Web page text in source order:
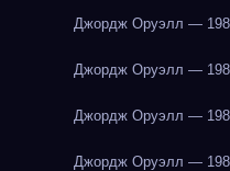
Джордж Оруэлл —
Джордж Оруэлл —
Джордж Оруэлл —
Джордж Оруэлл —